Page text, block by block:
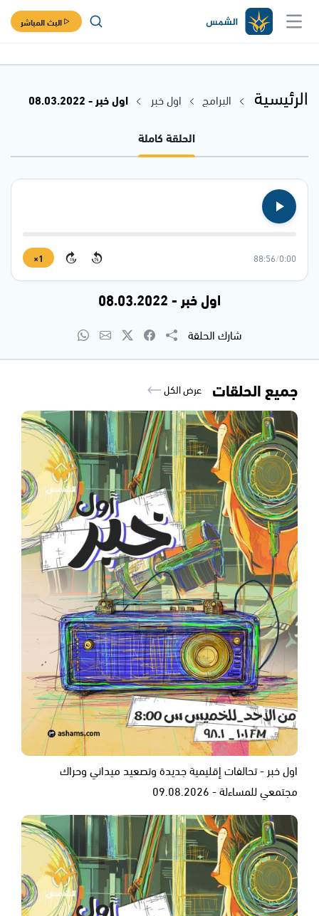
البث المباشر
الرئيسية البرامج اول خبر
اول خبر - 08.03.2022
الحلقة كاملة
0:00
/
88:56
15
15
1×
اول خبر - 08.03.2022
شارك الحلقة
جميع الحلقات عرض الكل
اول خبر - تحالفات إقليمية جديدة وتصعيد ميداني وحراك
مجتمعي للمساءلة - 09.08.2026